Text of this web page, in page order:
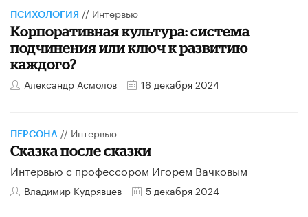
ПСИХОЛОГИЯ // Интервью
Корпоративная культура: система
подчинения или ключ к развитию
каждого?
Александр Асмолов 16 декабря 2024
ПЕРСОНА // Интервью
Сказка после сказки
Интервью с профессором Игорем Вачковым
Владимир Кудрявцев 5 декабря 2024